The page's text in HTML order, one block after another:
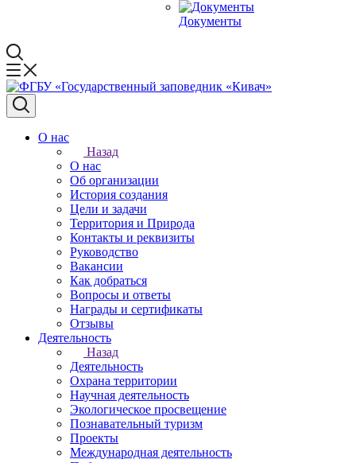
Документы
О нас
Назад
О нас
Об организации
История создания
Цели и задачи
Территория и Природа
Контакты и реквизиты
Руководство
Вакансии
Как добраться
Вопросы и ответы
Награды и сертификаты
Отзывы
Деятельность
Назад
Деятельность
Охрана территории
Научная деятельность
Экологическое просвещение
Познавательный туризм
Проекты
Международная деятельность